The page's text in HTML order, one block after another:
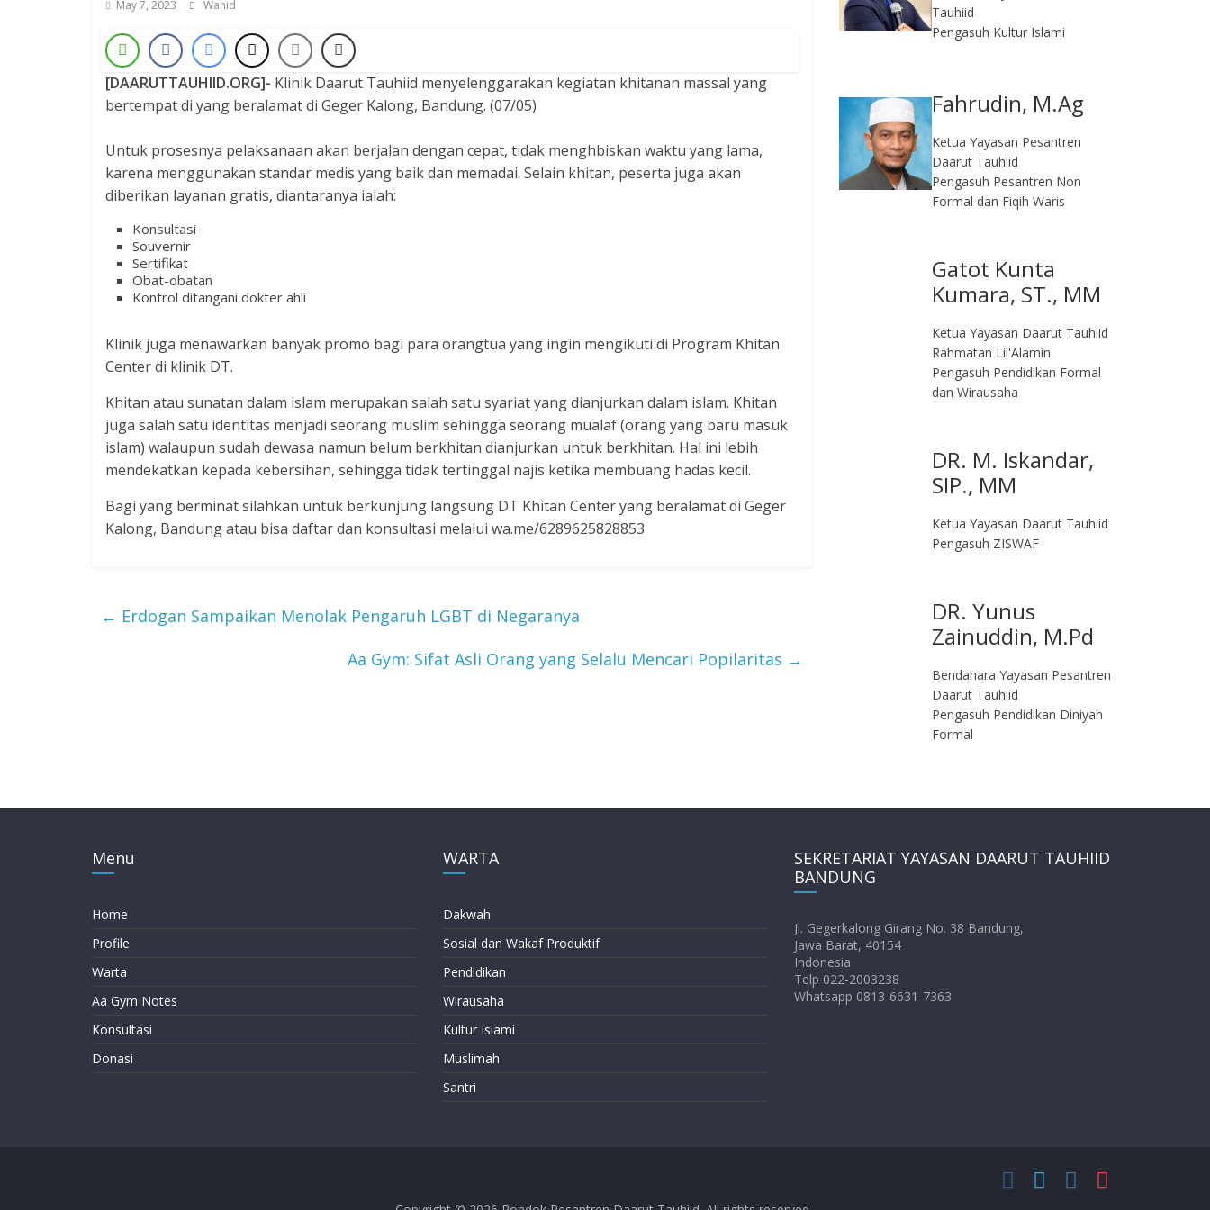
May 7, 2023 Wahid
[DAARUTTAUHIID.ORG]- Klinik Daarut Tauhiid menyelenggarakan kegiatan khitanan massal yang
bertempat di yang beralamat di Geger Kalong, Bandung. (07/05)
Untuk prosesnya pelaksanaan akan berjalan dengan cepat, tidak menghbiskan waktu yang lama,
karena menggunakan standar medis yang baik dan memadai. Selain khitan, peserta juga akan
diberikan layanan gratis, diantaranya ialah:
Konsultasi
Souvernir
Sertifikat
Obat-obatan
Kontrol ditangani dokter ahli
Klinik juga menawarkan banyak promo bagi para orangtua yang ingin mengikuti di Program Khitan
Center di klinik DT.
Khitan atau sunatan dalam islam merupakan salah satu syariat yang dianjurkan dalam islam. Khitan
juga salah satu identitas menjadi seorang muslim sehingga seorang mualaf (orang yang baru masuk
islam) walaupun sudah dewasa namun belum berkhitan dianjurkan untuk berkhitan. Hal ini lebih
mendekatkan kepada kebersihan, sehingga tidak tertinggal najis ketika membuang hadas kecil.
Bagi yang berminat silahkan untuk berkunjung langsung DT Khitan Center yang beralamat di Geger
Kalong, Bandung atau bisa daftar dan konsultasi melalui wa.me/6289625828853
← Erdogan Sampaikan Menolak Pengaruh LGBT di Negaranya
Aa Gym: Sifat Asli Orang yang Selalu Mencari Popilaritas →
Tauhiid
Pengasuh Kultur Islami
Fahrudin, M.Ag​
Ketua Yayasan Pesantren
Daarut Tauhiid
Pengasuh Pesantren Non
Formal dan Fiqih Waris
Gatot Kunta
Kumara, ST., MM
Ketua Yayasan Daarut Tauhiid
Rahmatan Lil'Alamin
Pengasuh Pendidikan Formal
dan Wirausaha
DR. M. Iskandar,
SIP., MM
Ketua Yayasan Daarut Tauhiid
Pengasuh ZISWAF
DR. Yunus
Zainuddin, M.Pd
Bendahara Yayasan Pesantren
Daarut Tauhiid
Pengasuh Pendidikan Diniyah
Formal
Menu
Home
Profile
Warta
Aa Gym Notes
Konsultasi
Donasi
WARTA
Dakwah
Sosial dan Wakaf Produktif
Pendidikan
Wirausaha
Kultur Islami
Muslimah
Santri
SEKRETARIAT YAYASAN DAARUT TAUHIID
BANDUNG
Jl. Gegerkalong Girang No. 38 Bandung,
Jawa Barat, 40154
Indonesia
Telp 022-2003238
Whatsapp 0813-6631-7363